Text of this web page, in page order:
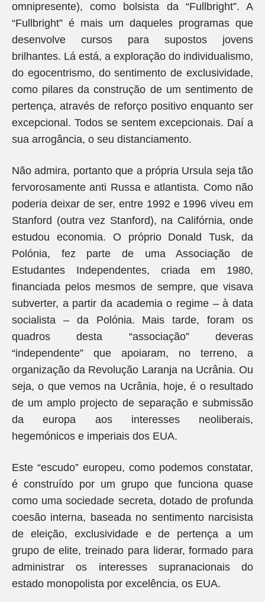
omnipresente), como bolsista da “Fullbright”. A
“Fullbright” é mais um daqueles programas que
desenvolve cursos para supostos jovens
brilhantes. Lá está, a exploração do individualismo,
do egocentrismo, do sentimento de exclusividade,
como pilares da construção de um sentimento de
pertença, através de reforço positivo enquanto ser
excepcional. Todos se sentem excepcionais. Daí a
sua arrogância, o seu distanciamento.
Não admira, portanto que a própria Ursula seja tão
fervorosamente anti Russa e atlantista. Como não
poderia deixar de ser, entre 1992 e 1996 viveu em
Stanford (outra vez Stanford), na Califórnia, onde
estudou economia. O próprio Donald Tusk, da
Polónia, fez parte de uma Associação de
Estudantes Independentes, criada em 1980,
financiada pelos mesmos de sempre, que visava
subverter, a partir da academia o regime – à data
socialista – da Polónia. Mais tarde, foram os
quadros desta “associação” deveras
“independente” que apoiaram, no terreno, a
organização da Revolução Laranja na Ucrânia. Ou
seja, o que vemos na Ucrânia, hoje, é o resultado
de um amplo projecto de separação e submissão
da europa aos interesses neoliberais,
hegemónicos e imperiais dos EUA.
Este “escudo” europeu, como podemos constatar,
é construído por um grupo que funciona quase
como uma sociedade secreta, dotado de profunda
coesão interna, baseada no sentimento narcisista
de eleição, exclusividade e de pertença a um
grupo de elite, treinado para liderar, formado para
administrar os interesses supranacionais do
estado monopolista por excelência, os EUA.